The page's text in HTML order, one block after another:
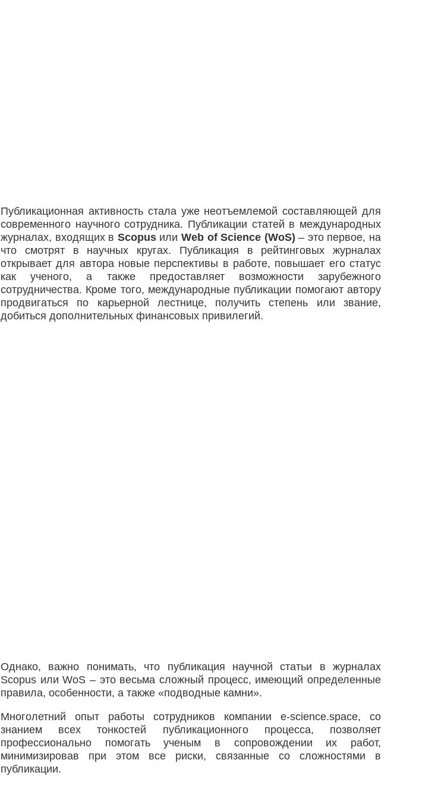
Публикационная активность стала уже неотъемлемой составляющей для
современного научного сотрудника. Публикации статей в международных
журналах, входящих в Scopusили Web of Science (WoS) – это первое, на
что смотрят в научных кругах. Публикация в рейтинговых журналах
открывает для автора новые перспективы в работе, повышает его статус
как ученого, а также предоставляет возможности зарубежного
сотрудничества. Кроме того, международные публикации помогают автору
продвигаться по карьерной лестнице, получить степень или звание,
добиться дополнительных финансовых привилегий.
Однако, важно понимать, что публикация научной статьи в журналах
Scopus или WoS – это весьма сложный процесс, имеющий определенные
правила, особенности, а также «подводные камни».
Многолетний опыт работы сотрудников компании e-science.space, со
знанием всех тонкостей публикационного процесса, позволяет
профессионально помогать ученым в сопровождении их работ,
минимизировав при этом все риски, связанные со сложностями в
публикации.